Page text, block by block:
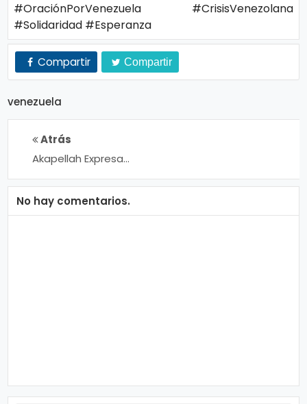
a
#OraciónPorVenezuela #CrisisVenezolana
#Solidaridad #Esperanza
Compartir Compartir
venezuela
Atrás
Akapellah Expresa
Denuncia la
Violencia en
Venezuela
No hay comentarios.